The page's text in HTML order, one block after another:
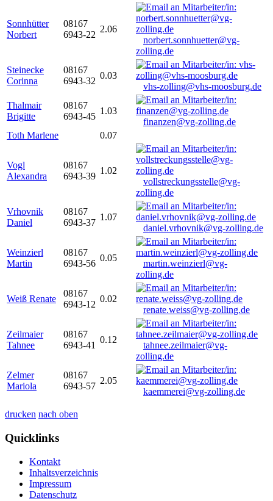
Sonnhütter
Norbert
08167
6943-22
2.06
norbert.sonnhuetter@vg-
zolling.de
Steinecke
Corinna
08167
6943-32
0.03
vhs-zolling@vhs-moosburg.de
Thalmair
Brigitte
08167
6943-45
1.03
finanzen@vg-zolling.de
Toth Marlene
0.07
Vogl
Alexandra
08167
6943-39
1.02
vollstreckungsstelle@vg-
zolling.de
Vrhovnik
Daniel
08167
6943-37
1.07
daniel.vrhovnik@vg-zolling.de
Weinzierl
Martin
08167
6943-56
0.05
martin.weinzierl@vg-
zolling.de
Weiß Renate
08167
6943-12
0.02
renate.weiss@vg-zolling.de
Zeilmaier
Tahnee
08167
6943-41
0.12
tahnee.zeilmaier@vg-
zolling.de
Zelmer
Mariola
08167
6943-57
2.05
kaemmerei@vg-zolling.de
drucken nach oben
Quicklinks
Kontakt
Inhaltsverzeichnis
Impressum
Datenschutz